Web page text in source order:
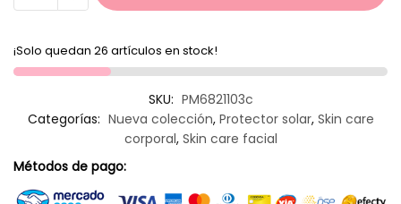
¡Solo quedan 26 artículos en stock!
SKU: PM6821103c
Categorías: Nueva colección, Protector solar, Skin care
corporal, Skin care facial
Métodos de pago: